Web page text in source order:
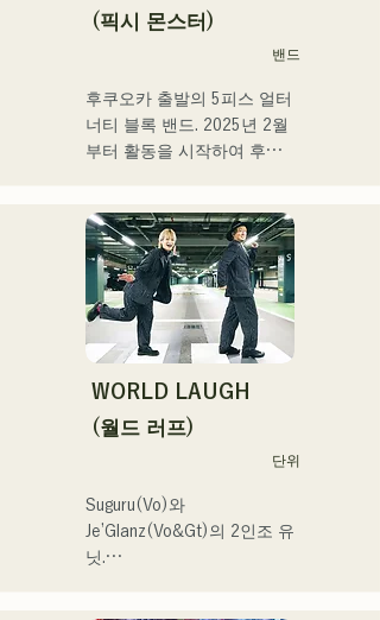
하우스와 야외 이벤트 등에
출연 중. 또 SNS에서의 동영
하고 있다.
(픽시 몬스터)
밴드
후쿠오카 출발의 5피스 얼터
너티 블록 밴드. 2025년 2월
부터 활동을 시작하여 후쿠
로움이나 갈등에 다가가는
가사, 귀에 남는 기타 리프를
의식해, 듣는 사람의 마음에
새겨지는 듯한 사운드 만들
기를 목표로 하고 있다.
WORLD LAUGH
(월드 러프)
단위
Suguru(Vo)와
Je’Glanz(Vo&Gt)의 2인조 유
닛.